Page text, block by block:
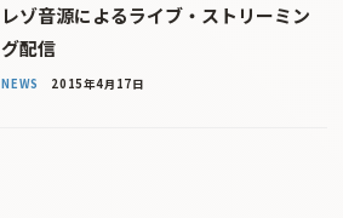
レゾ音源によるライブ・ストリーミン
グ配信
NEWS 2015年4月17日